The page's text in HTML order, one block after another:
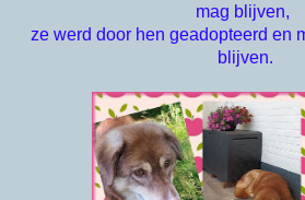
mag blijven,
ze werd door hen geadopteerd en
blijven.